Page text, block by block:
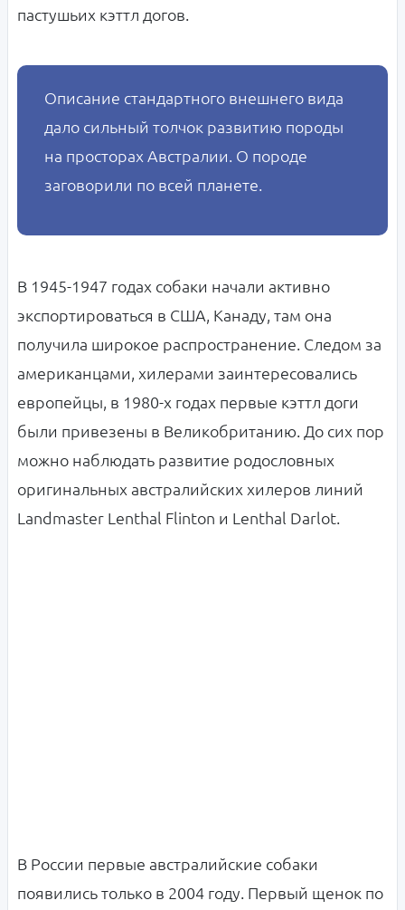
пастушьих кэттл догов.
Описание стандартного внешнего вида
дало сильный толчок развитию породы
на просторах Австралии. О породе
заговорили по всей планете.
В 1945-1947 годах собаки начали активно
экспортироваться в США, Канаду, там она
получила широкое распространение. Следом за
американцами, хилерами заинтересовались
европейцы, в 1980-х годах первые кэттл доги
были привезены в Великобританию. До сих пор
можно наблюдать развитие родословных
оригинальных австралийских хилеров линий
Landmaster Lenthal Flinton и Lenthal Darlot.
В России первые австралийские собаки
появились только в 2004 году. Первый щенок по